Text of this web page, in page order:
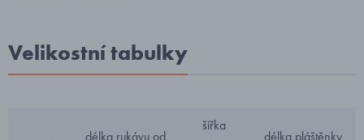
Velikostní tabulky
délka rukávu od
šířka
délka pláštěnky